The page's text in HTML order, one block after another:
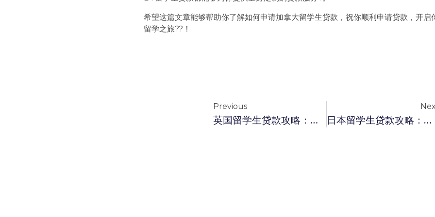
希望这篇文章能够帮助你了解如何申请加拿大留学生贷款，祝你顺利申请贷款，开启
留学之旅??！
Previous
英国留学生贷款攻略：如何申请以及BT留学生贷款的服务??? 日本留学生贷款攻略：如何申请以及BT留学生贷款的服务???